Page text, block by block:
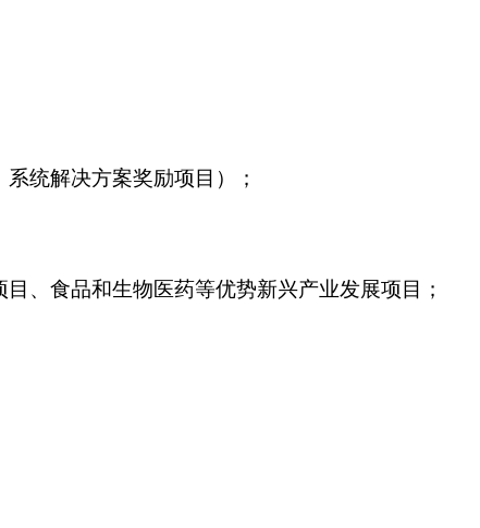
统解决方案奖励项目）；
、食品和生物医药等优势新兴产业发展项目；